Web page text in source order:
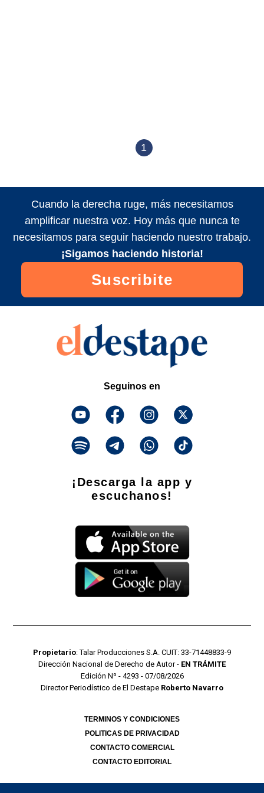
1
Cuando la derecha ruge, más necesitamos
amplificar nuestra voz. Hoy más que nunca te
necesitamos para seguir haciendo nuestro trabajo.
¡Sigamos haciendo historia!
Suscribite
Seguinos en
¡Descarga la app y
escuchanos!
Propietario: Talar Producciones S.A. CUIT: 33-71448833-9
Dirección Nacional de Derecho de Autor - EN TRÁMITE
Edición Nº - 4293 - 07/08/2026
Director Periodístico de El Destape Roberto Navarro
TERMINOS Y CONDICIONES
POLITICAS DE PRIVACIDAD
CONTACTO COMERCIAL
CONTACTO EDITORIAL